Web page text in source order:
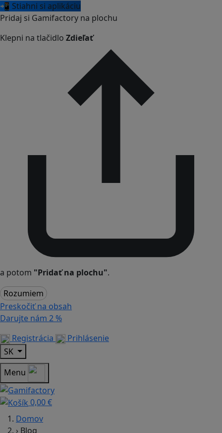
📲 Stiahni si aplikáciu
Pridaj si Gamifactory na plochu
Klepni na tlačidlo Zdieľať
a potom "Pridať na plochu".
Rozumiem
Preskočiť na obsah
Darujte nám 2 %
Registrácia
Prihlásenie
SK
Menu
0,00 €
Domov
› Blog